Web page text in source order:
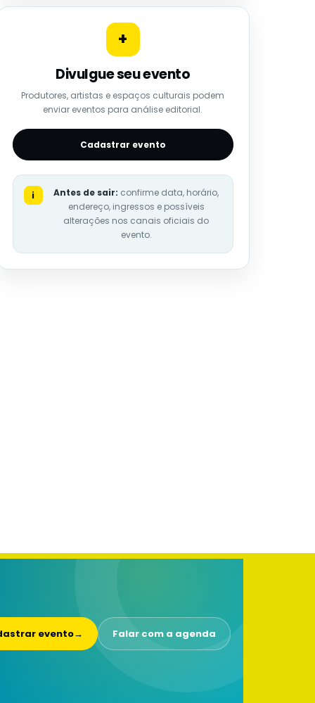
+
Divulgue seu evento
Produtores, artistas e espaços culturais podem
enviar eventos para análise editorial.
Cadastrar evento
i Antes de sair: confirme data, horário,
endereço, ingressos e possíveis
alterações nos canais oficiais do
evento.
evento→ Falar com a agenda